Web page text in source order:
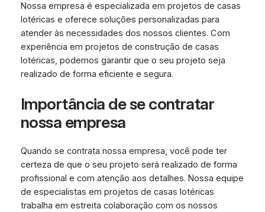
Nossa empresa é especializada em projetos de casas
lotéricas e oferece soluções personalizadas para
atender às necessidades dos nossos clientes. Com
experiência em projetos de construção de casas
lotéricas, podemos garantir que o seu projeto seja
realizado de forma eficiente e segura.
Importância de se contratar
nossa empresa
Quando se contrata nossa empresa, você pode ter
certeza de que o seu projeto será realizado de forma
profissional e com atenção aos detalhes. Nossa equipe
de especialistas em projetos de casas lotéricas
trabalha em estreita colaboração com os nossos